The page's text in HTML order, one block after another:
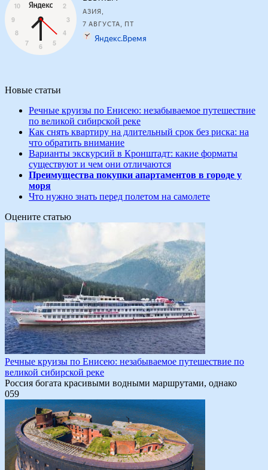
Новые статьи
Речные круизы по Енисею: незабываемое путешествие
по великой сибирской реке
Как снять квартиру на длительный срок без риска: на
что обратить внимание
Варианты экскурсий в Кронштадт: какие форматы
существуют и чем они отличаются
Преимущества покупки апартаментов в городе у
моря
Что нужно знать перед полетом на самолете
Оцените статью
Речные круизы по Енисею: незабываемое путешествие по
великой сибирской реке
Россия богата красивыми водными маршрутами, однако
059